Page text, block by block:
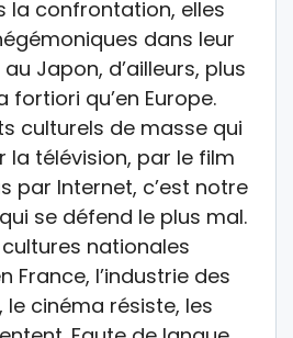
la confrontation, elles
dans leur
Japon, d’ailleurs, plus
fortiori qu’en Europe.
culturels de masse qui
la télévision, par le film
par Internet, c’est notre
se défend le plus mal.
nationales
France, l’industrie des
le cinéma résiste, les